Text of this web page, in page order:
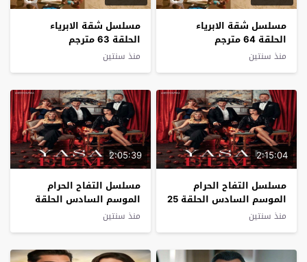
مسلسل شقة الابرياء
الحلقة 64 مترجم
منذ سنتين
مسلسل شقة الابرياء
الحلقة 63 مترجم
منذ سنتين
2:15:04
مسلسل التفاح الحرام
الموسم السادس الحلقة 25
مترجم
منذ سنتين
2:05:39
مسلسل التفاح الحرام
الموسم السادس الحلقة
24 مترجم
منذ سنتين